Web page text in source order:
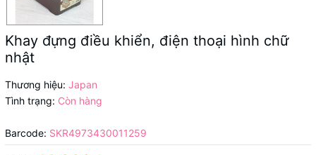
Khay đựng điều khiển, điện thoại hình chữ
nhật
Thương hiệu: Japan
Tình trạng: Còn hàng
Barcode: SKR4973430011259